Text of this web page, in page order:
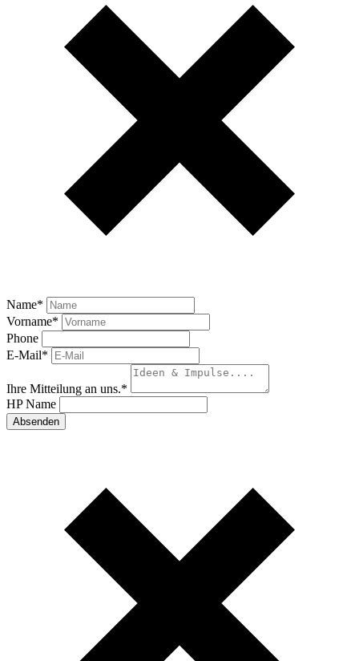
Name*
Vorname*
Phone
E-Mail*
Ihre Mitteilung an uns.*
HP Name
Absenden